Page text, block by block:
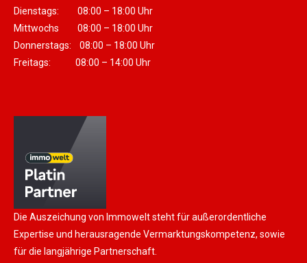
Dienstags: 08:00 – 18:00 Uhr
Mittwochs 08:00 – 18:00 Uhr
Donnerstags: 08:00 – 18:00 Uhr
Freitags: 08:00 – 14:00 Uhr
Die Auszeichung von Immowelt steht für außerordentliche
Expertise und herausragende Vermarktungskompetenz, sowie
für die langjährige Partnerschaft.